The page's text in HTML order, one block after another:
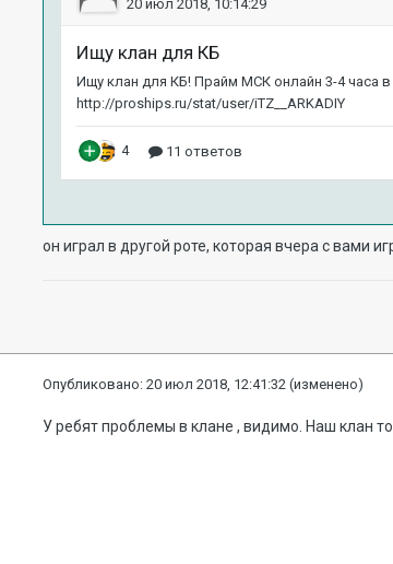
он играл в другой роте, которая вчера с вами
Опубликовано:20 июл 2018, 12:41:32 (изменено)
У ребят проблемы в клане , видимо. Наш клан